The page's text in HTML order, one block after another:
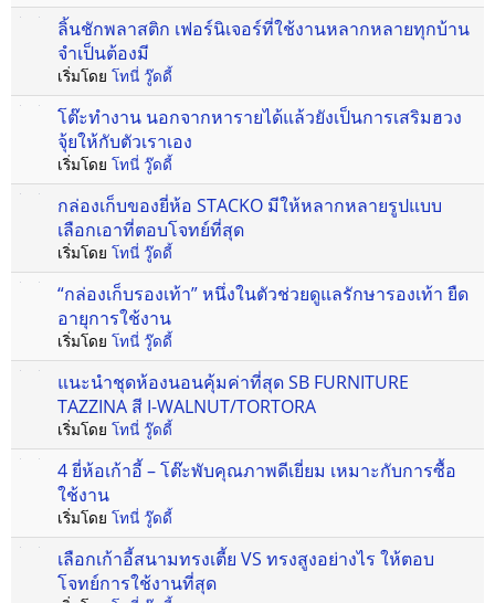
ลิ้นชักพลาสติก เฟอร์นิเจอร์ที่ใช้งานหลากหลายทุกบ้าน
จำเป็นต้องมี
เริ่มโดย โทนี่ วู๊ดดี้
โต๊ะทำงาน นอกจากหารายได้แล้วยังเป็นการเสริมฮวง
จุ้ยให้กับตัวเราเอง
เริ่มโดย โทนี่ วู๊ดดี้
กล่องเก็บของยี่ห้อ STACKO มีให้หลากหลายรูปแบบ
เลือกเอาที่ตอบโจทย์ที่สุด
เริ่มโดย โทนี่ วู๊ดดี้
“กล่องเก็บรองเท้า” หนึ่งในตัวช่วยดูแลรักษารองเท้า ยืด
อายุการใช้งาน
เริ่มโดย โทนี่ วู๊ดดี้
แนะนำชุดห้องนอนคุ้มค่าที่สุด SB FURNITURE
TAZZINA สี I-WALNUT/TORTORA
เริ่มโดย โทนี่ วู๊ดดี้
4 ยี่ห้อเก้าอี้ – โต๊ะพับคุณภาพดีเยี่ยม เหมาะกับการซื้อ
ใช้งาน
เริ่มโดย โทนี่ วู๊ดดี้
เลือกเก้าอี้สนามทรงเตี้ย VS ทรงสูงอย่างไร ให้ตอบ
โจทย์การใช้งานที่สุด